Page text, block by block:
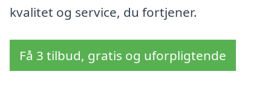
kvalitet og service, du fortjener.
Få 3 tilbud, gratis og uforpligtende